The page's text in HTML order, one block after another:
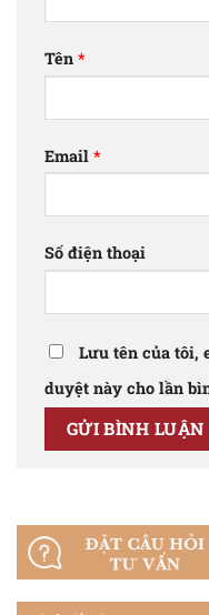
Tên *
Email *
Số điện thoại
Lưu tên của tôi,
duyệt này cho lần